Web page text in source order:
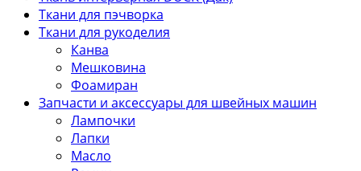
Ткани для пэчворка
Ткани для рукоделия
Канва
Мешковина
Фоамиран
Запчасти и аксессуары для швейных машин
Лампочки
Лапки
Масло